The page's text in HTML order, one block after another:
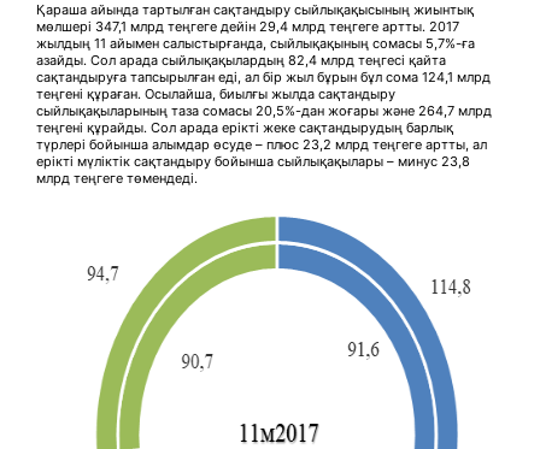
Қараша айында тартылған сақтандыру сыйлықақысының жиынтық
мөлшері 347,1 млрд теңгеге дейін 29,4 млрд теңгеге артты. 2017
жылдың 11 айымен салыстырғанда, сыйлықақының сомасы 5,7%-ға
азайды. Сол арада сыйлықақылардың 82,4 млрд теңгесі қайта
сақтандыруға тапсырылған еді, ал бір жыл бұрын бұл сома 124,1 млрд
теңгені құраған. Осылайша, биылғы жылда сақтандыру
сыйлықақыларының таза сомасы 20,5%-дан жоғары және 264,7 млрд
теңгені құрайды. Сол арада ерікті жеке сақтандырудың барлық
түрлері бойынша алымдар өсуде – плюс 23,2 млрд теңгеге артты, ал
ерікті мүліктік сақтандыру бойынша сыйлықақылары – минус 23,8
млрд теңгеге төмендеді.